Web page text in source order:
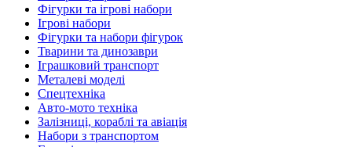
Фігурки та ігрові набори
Ігрові набори
Фігурки та набори фігурок
Тварини та динозаври
Іграшковий транспорт
Металеві моделі
Спецтехніка
Авто-мото техніка
Залізниці, кораблі та авіація
Набори з транспортом